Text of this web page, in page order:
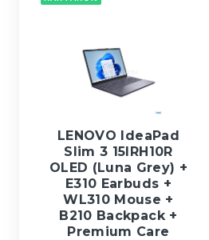
LENOVO IdeaPad
Slim 3 15IRH10R
OLED (Luna Grey) +
E310 Earbuds +
WL310 Mouse +
B210 Backpack +
Premium Care